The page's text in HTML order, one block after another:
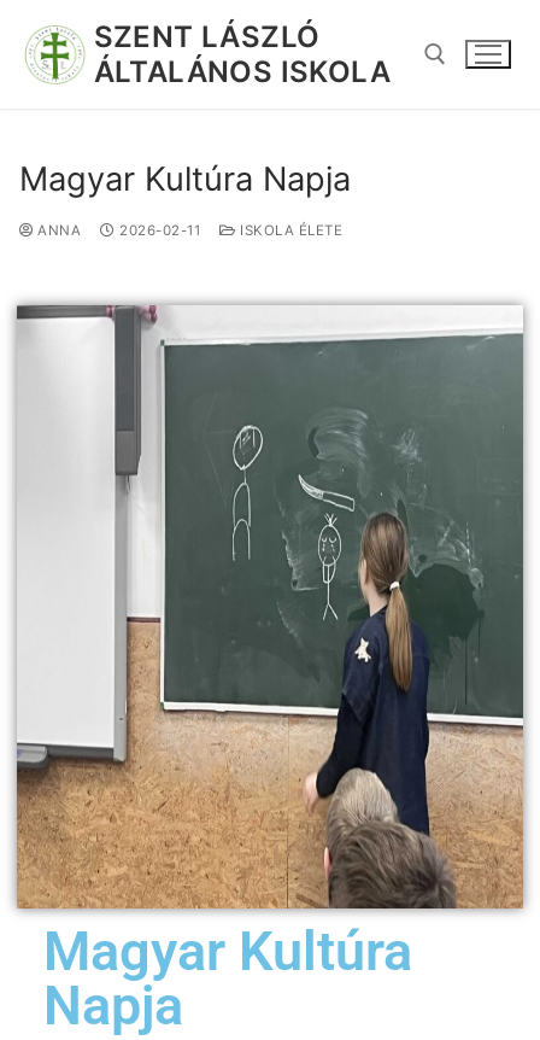
SZENT LÁSZLÓ
ÁLTALÁNOS ISKOLA
Magyar Kultúra Napja
ANNA 2026-02-11 ISKOLA ÉLETE
Magyar Kultúra
Napja